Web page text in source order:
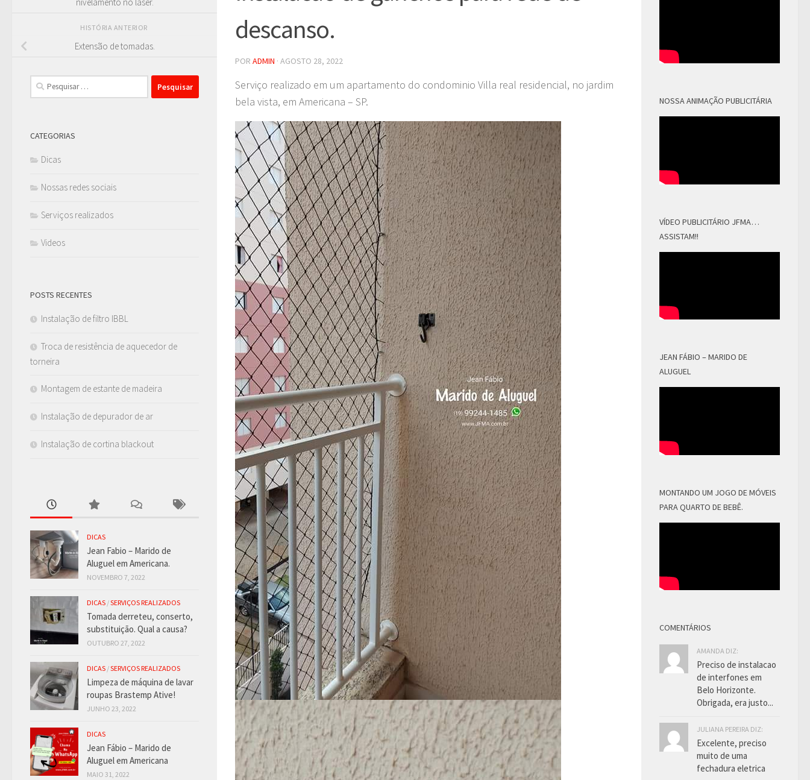
descanso.
POR ADMIN · AGOSTO 28, 2022
Serviço realizado em um apartamento do condominio Villa real residencial, no jardim
bela vista, em Americana – SP.
nivelamento no laser.
HISTÓRIA ANTERIOR
Extensão de tomadas.
Pesquisar
por:
CATEGORIAS
Dicas
Nossas redes sociais
Serviços realizados
Videos
POSTS RECENTES
Instalação de filtro IBBL
Troca de resistência de aquecedor de
torneira
Montagem de estante de madeira
Instalação de depurador de ar
Instalação de cortina blackout
DICAS
Jean Fabio – Marido de
Aluguel em Americana.
NOVEMBRO 7, 2022
DICAS /SERVIÇOS REALIZADOS
Tomada derreteu, conserto,
substituição. Qual a causa?
OUTUBRO 27, 2022
DICAS /SERVIÇOS REALIZADOS
Limpeza de máquina de lavar
roupas Brastemp Ative!
JUNHO 23, 2022
DICAS
Jean Fábio – Marido de
Aluguel em Americana
MAIO 31, 2022
NOSSA ANIMAÇÃO PUBLICITÁRIA
VÍDEO PUBLICITÁRIO JFMA…
ASSISTAM!!
JEAN FÁBIO – MARIDO DE
ALUGUEL
MONTANDO UM JOGO DE MÓVEIS
PARA QUARTO DE BEBÊ.
COMENTÁRIOS
AMANDA DIZ:
Preciso de instalacao
de interfones em
Belo Horizonte.
Obrigada, era justo...
JULIANA PEREIRA DIZ:
Excelente, preciso
muito de uma
fechadura eletrica